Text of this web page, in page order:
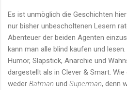
Es ist unmöglich die Geschichten
nur bisher unbescholtenen Lesern
Abenteuer der beiden Agenten
kann man alle blind kaufen und
Humor, Slapstick, Anarchie und
dargestellt als in Clever & Smart.
weder Batman und Superman, denn